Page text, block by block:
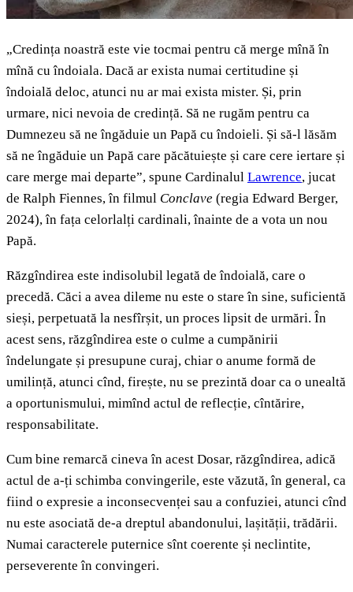
„Credința noastră este vie tocmai pentru că merge mînă în
mînă cu îndoiala. Dacă ar exista numai certitudine și
îndoială deloc, atunci nu ar mai exista mister. Și, prin
urmare, nici nevoia de credință. Să ne rugăm pentru ca
Dumnezeu să ne îngăduie un Papă cu îndoieli. Și să-l lăsăm
să ne îngăduie un Papă care păcătuiește și care cere iertare și
care merge mai departe”, spune Cardinalul Lawrence, jucat
de Ralph Fiennes, în filmul Conclave (regia Edward Berger,
2024), în fața celorlalți cardinali, înainte de a vota un nou
Papă.
Răzgîndirea este indisolubil legată de îndoială, care o
precedă. Căci a avea dileme nu este o stare în sine, suficientă
sieși, perpetuată la nesfîrșit, un proces lipsit de urmări. În
acest sens, răzgîndirea este o culme a cumpănirii
îndelungate și presupune curaj, chiar o anume formă de
umilință, atunci cînd, firește, nu se prezintă doar ca o unealtă
a oportunismului, mimînd actul de reflecție, cîntărire,
responsabilitate.
Cum bine remarcă cineva în acest Dosar, răzgîndirea, adică
actul de a-ți schimba convingerile, este văzută, în general, ca
fiind o expresie a inconsecvenței sau a confuziei, atunci cînd
nu este asociată de-a dreptul abandonului, lașității, trădării.
Numai caracterele puternice sînt coerente și neclintite,
perseverente în convingeri.